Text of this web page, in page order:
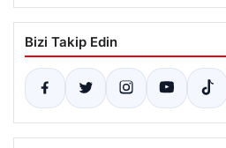
Bizi Takip Edin